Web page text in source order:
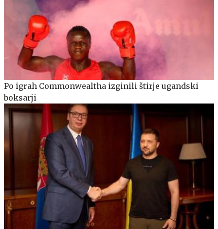
Po igrah Commonwealtha izginili štirje ugandski
boksarji